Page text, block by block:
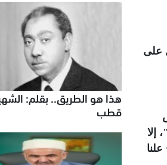
على
إلا
هذا هو الطريق.. بقلم:
قطب